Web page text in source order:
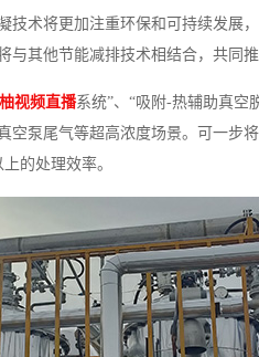
技术将更加注重环保和可持续发展
与其他节能减排技术相结合，共同
视频直播系统”、“吸附-热辅助真空
空泵尾气等超高浓度场景。可一步
的处理效率。